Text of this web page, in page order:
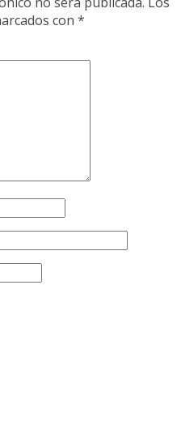
con *